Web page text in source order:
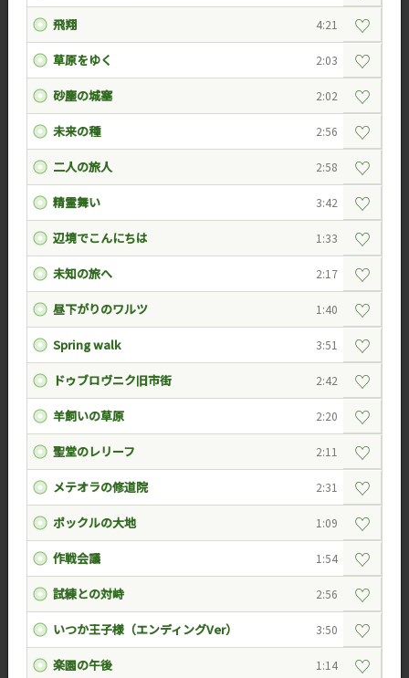
飛翔 4:21 ♡
草原をゆく 2:03 ♡
砂塵の城塞 2:02 ♡
未来の種 2:56 ♡
二人の旅人 2:58 ♡
精霊舞い 3:42 ♡
辺境でこんにちは 1:33 ♡
未知の旅へ 2:17 ♡
昼下がりのワルツ 1:40 ♡
Spring walk 3:51 ♡
ドゥブロヴニク旧市街 2:42 ♡
羊飼いの草原 2:20 ♡
聖堂のレリーフ 2:11 ♡
メテオラの修道院 2:31 ♡
ポックルの大地 1:09 ♡
作戦会議 1:54 ♡
試練との対峙 2:56 ♡
いつか王子様（エンディングVer） 3:50 ♡
楽園の午後 1:14 ♡